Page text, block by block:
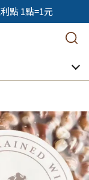
點 1點=1元